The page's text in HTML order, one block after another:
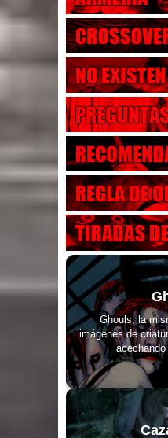
Ghouls, la
imágenes de
acechando